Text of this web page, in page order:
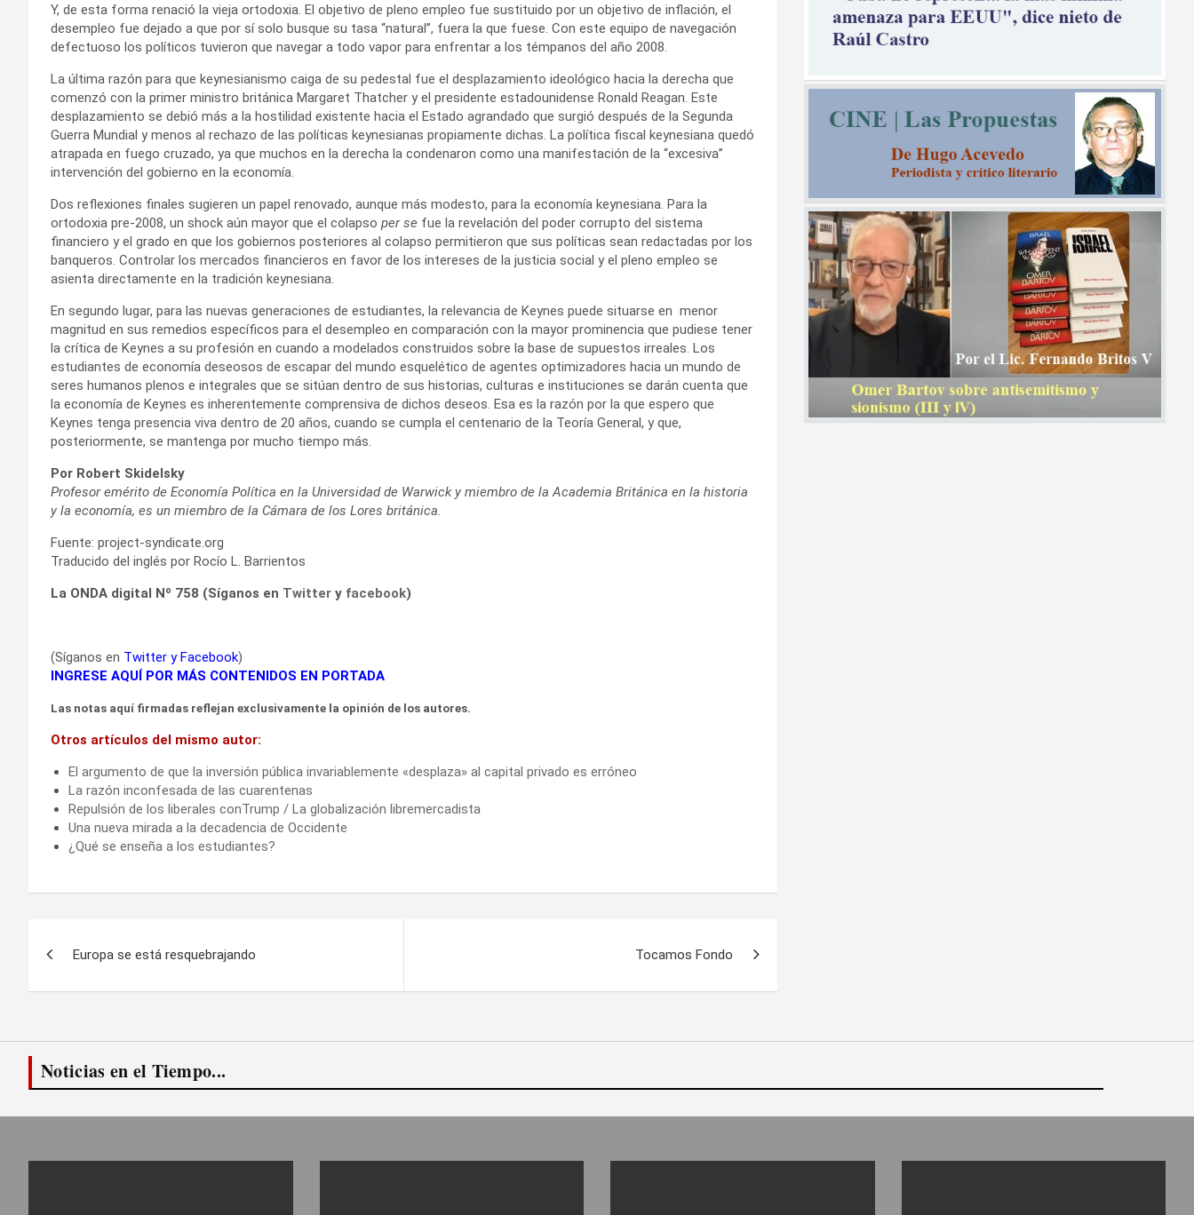
Y, de esta forma renació la vieja ortodoxia. El objetivo de pleno empleo fue sustituido por un objetivo de inflación, el
desempleo fue dejado a que por sí solo busque su tasa “natural”, fuera la que fuese. Con este equipo de navegación
defectuoso los políticos tuvieron que navegar a todo vapor para enfrentar a los témpanos del año 2008.
La última razón para que keynesianismo caiga de su pedestal fue el desplazamiento ideológico hacia la derecha que
comenzó con la primer ministro británica Margaret Thatcher y el presidente estadounidense Ronald Reagan. Este
desplazamiento se debió más a la hostilidad existente hacia el Estado agrandado que surgió después de la Segunda
Guerra Mundial y menos al rechazo de las políticas keynesianas propiamente dichas. La política fiscal keynesiana quedó
atrapada en fuego cruzado, ya que muchos en la derecha la condenaron como una manifestación de la “excesiva”
intervención del gobierno en la economía.
Dos reflexiones finales sugieren un papel renovado, aunque más modesto, para la economía keynesiana. Para la
ortodoxia pre-2008, un shock aún mayor que el colapso per se fue la revelación del poder corrupto del sistema
financiero y el grado en que los gobiernos posteriores al colapso permitieron que sus políticas sean redactadas por los
banqueros. Controlar los mercados financieros en favor de los intereses de la justicia social y el pleno empleo se
asienta directamente en la tradición keynesiana.
En segundo lugar, para las nuevas generaciones de estudiantes, la relevancia de Keynes puede situarse en menor
magnitud en sus remedios específicos para el desempleo en comparación con la mayor prominencia que pudiese tener
la crítica de Keynes a su profesión en cuando a modelados construidos sobre la base de supuestos irreales. Los
estudiantes de economía deseosos de escapar del mundo esquelético de agentes optimizadores hacia un mundo de
seres humanos plenos e integrales que se sitúan dentro de sus historias, culturas e instituciones se darán cuenta que
la economía de Keynes es inherentemente comprensiva de dichos deseos. Esa es la razón por la que espero que
Keynes tenga presencia viva dentro de 20 años, cuando se cumpla el centenario de la Teoría General, y que,
posteriormente, se mantenga por mucho tiempo más.
Por Robert Skidelsky
Profesor emérito de Economía Política en la Universidad de Warwick y miembro de la Academia Británica en la historia
y la economía, es un miembro de la Cámara de los Lores británica.
Fuente: project-syndicate.org
Traducido del inglés por Rocío L. Barrientos
La ONDA digital Nº 758 (Síganos en Twitter y facebook)
(Síganos en Twitter yFacebook)
INGRESE AQUÍ POR MÁS CONTENIDOS EN PORTADA
Las notas aquí firmadas reflejan exclusivamente la opinión de los autores.
Otros artículos del mismo autor:
El argumento de que la inversión pública invariablemente «desplaza» al capital privado es erróneo
La razón inconfesada de las cuarentenas
Repulsión de los liberales conTrump / La globalización libremercadista
Una nueva mirada a la decadencia de Occidente
¿Qué se enseña a los estudiantes?
Europa se está resquebrajando Tocamos Fondo
Noticias en el Tiempo...